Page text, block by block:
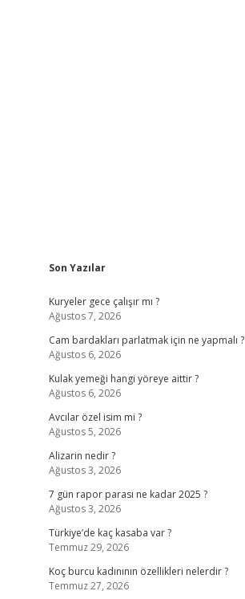
Sidebar
Son Yazılar
Kuryeler gece çalışır mı ?
Ağustos 7, 2026
Cam bardakları parlatmak için ne yapmalı ?
Ağustos 6, 2026
Kulak yemeği hangi yöreye aittir ?
Ağustos 6, 2026
Avcılar özel isim mi ?
Ağustos 5, 2026
Alizarin nedir ?
Ağustos 3, 2026
7 gün rapor parası ne kadar 2025 ?
Ağustos 3, 2026
Türkiye’de kaç kasaba var ?
Temmuz 29, 2026
Koç burcu kadınının özellikleri nelerdir ?
Temmuz 27, 2026